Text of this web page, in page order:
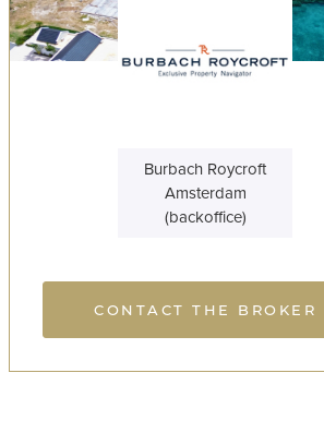
Burbach Roycroft
Amsterdam
(backoffice)
CONTACT THE BROKER